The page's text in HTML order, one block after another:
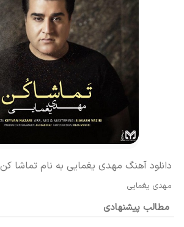
دانلود آهنگ مهدی یغمایی به نام تماشا کن
مهدی یغمایی
مطالب پیشنهادی